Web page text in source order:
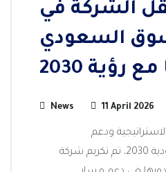
الشركة في
السعودي
رؤية 2030
News 11 April 2026
ودعم
مستهدفات رؤية السعودية 2030، تم تكريم شركة